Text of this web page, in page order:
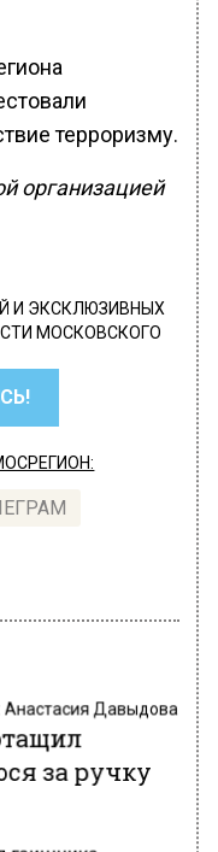
терроризму.
организацией
И ЭКСКЛЮЗИВНЫХ
МОСКОВСКОГО
Анастасия Давыдова
за ручку